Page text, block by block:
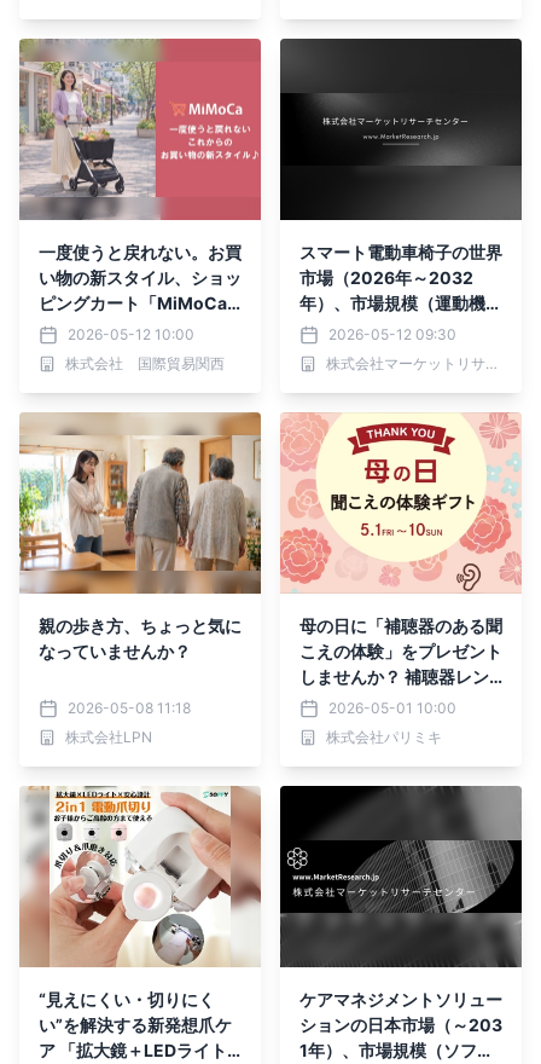
一度使うと戻れない。お買
い物の新スタイル、ショッ
ピングカート「MiMoCa
（ミモカ）」を発売！
2026-05-12 10:00
株式会社 国際貿易関西
スマート電動車椅子の世界
市場（2026年～2032
年）、市場規模（運動機能
障害、高齢者グループ、重
複障害、その他）・分析レ
ポートを発表
2026-05-12 09:30
株式会社マーケットリサーチセンター
親の歩き方、ちょっと気に
なっていませんか？
2026-05-08 11:18
株式会社LPN
母の日に「補聴器のある聞
こえの体験」をプレゼント
しませんか？ 補聴器レン
タルが特別価格になる「聞
こえの体験ギフト」キャン
ペーンを実施
2026-05-01 10:00
株式会社パリミキ
“見えにくい・切りにく
い”を解決する新発想爪ケ
ア 「拡大鏡＋LEDライト
ケアマネジメントソリュー
ションの日本市場（～203
1年）、市場規模（ソフト